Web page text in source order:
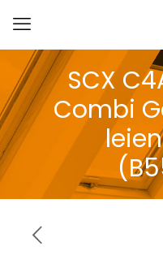
SCX
Combi